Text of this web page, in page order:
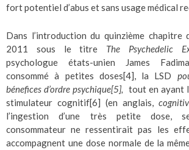
fort potentiel d’abus et sans usage médical
Dans l’introduction du quinzième chapitre
2011 sous le titre The Psychedelic
psychologue états-unien James
consommé à petites doses[4], la LSD
bénefices d’ordre psychique[5], tout en ayant
stimulateur cognitif[6] (en anglais,
l’ingestion d’une très petite dose,
consommateur ne ressentirait pas les
accompagnent une dose normale de la